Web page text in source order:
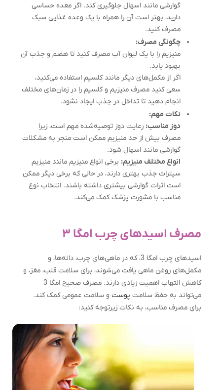
گوارشی مانند اسهال جلوگیری کند. اگر معده حساسی
دارید، بهتر است آن را همراه با یک وعده غذایی سبک
مصرف کنید.
چگونگی مصرف:
منیزیم را با یک لیوان آب مصرف کنید تا هضم و جذب آن
بهبود یابد.
اگر از مکمل‌های دیگر مانند کلسیم استفاده می‌کنید،
سعی کنید مصرف منیزیم و کلسیم را در زمان‌های مختلف
انجام دهید تا تداخل در جذب ایجاد نشود.
نکات مهم:
دوز مناسب: رعایت دوز توصیه‌شده مهم است، زیرا
مصرف بیش از حد منیزیم ممکن است منجر به مشکلات
گوارشی مانند اسهال شود.
انواع مختلف منیزیم: برخی انواع منیزیم مانند منیزیم
سیترات جذب بهتری دارند، در حالی که برخی دیگر ممکن
است اثرات گوارشی بیشتری داشته باشند. انتخاب نوع
مناسب با مشورت پزشک کمک می‌کند.
مصرف اسیدهای چرب امگا ۳
اسیدهای چرب امگا 3، که در ماهی‌های چرب، دانه‌ها، و
مکمل‌های روغن ماهی یافت می‌شوند، برای سلامت قلب، مغز، و
کاهش التهاب اهمیت زیادی دارند. مصرف صحیح امگا 3
می‌تواند به حفظ سلامت پوست و سلامت عمومی کمک کند.
برای مصرف مناسب، به نکات زیرتوجه کنید: